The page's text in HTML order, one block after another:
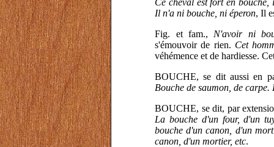
Ce cheval est fort en
Il n'a ni bouche, ni éperon, Il
Fig. et fam., N'avoir ni
s'émouvoir de rien. Cet
véhémence et de hardiesse.
BOUCHE, se dit aussi en
Bouche de saumon, de
BOUCHE, se dit, par
La bouche d'un four, d'un
bouche d'un canon, d'un
canon, d'un mortier, etc.